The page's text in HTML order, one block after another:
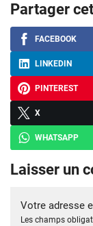
Partager
FACEBOOK
LINKEDIN
PINTEREST
X
WHATSAPP
Laisser un
Votre adresse
Les champs